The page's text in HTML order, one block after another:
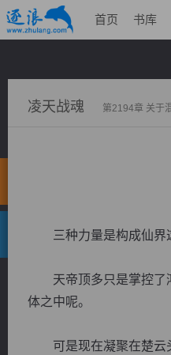
首页 书库
凌天战魂 第2194章 关于
三种力量是构成仙界这
天帝顶多只是掌控了鸿
体之中呢。
可是现在凝聚在楚云头